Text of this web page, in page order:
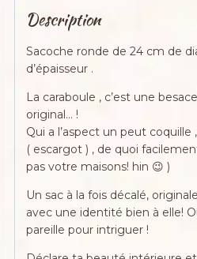
Description
Sacoche ronde de 24 cm de
d’épaisseur .
La caraboule , c’est une
original… !
Qui a l’aspect un peut coquille
( escargot ) , de quoi
pas votre maisons! hin 😉 )
Un sac à la fois décalé,
avec une identité bien à elle!
pareille pour intriguer !